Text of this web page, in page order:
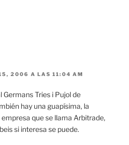
2006 A LAS 11:04 AM
Germans Tries i Pujol de
hay una guapísima, la
que se llama Arbitrade,
si interesa se puede.